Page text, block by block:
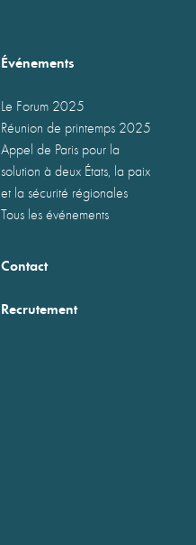
Événements
Le Forum 2025
Réunion de printemps 2025
Appel de Paris pour la
solution à deux États, la paix
et la sécurité régionales
Tous les événements
Contact
Recrutement